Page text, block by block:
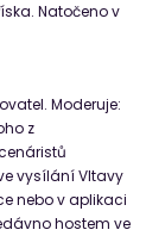
Natočeno v
Moderuje:
z
vysílání Vltavy
nebo v aplikaci
hostem ve